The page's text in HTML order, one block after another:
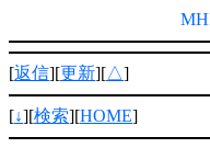
[返信][更新][△]
[↓][検索][HOME]